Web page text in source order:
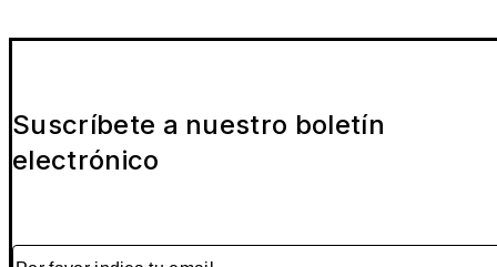
Suscríbete a nuestro boletín
electrónico
Por favor indica tu email